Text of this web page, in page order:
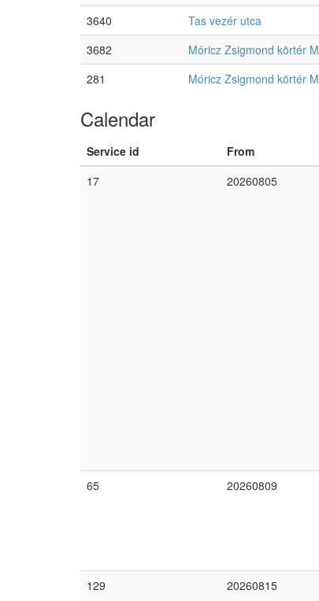
3640
Tas vezér utca
3682
Móricz Zsigmond körtér M
281
Móricz Zsigmond körtér M
Calendar
Service id From
17
20260805
65 20260809
129 20260815